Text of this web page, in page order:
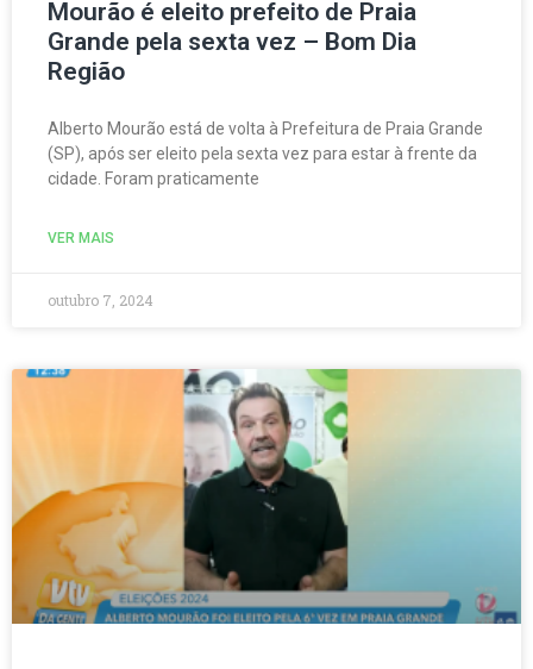
Mourão é eleito prefeito de Praia
Grande pela sexta vez – Bom Dia
Região
Alberto Mourão está de volta à Prefeitura de Praia Grande
(SP), após ser eleito pela sexta vez para estar à frente da
cidade. Foram praticamente
VER MAIS
outubro 7, 2024